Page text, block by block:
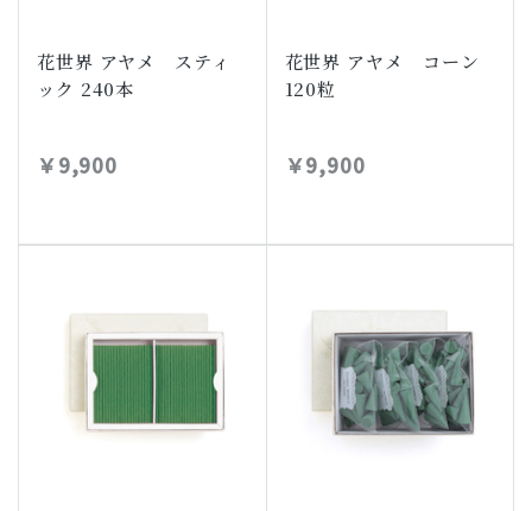
花世界 アヤメ スティ
ック 240本
￥9,900
花世界 アヤメ コーン
120粒
￥9,900